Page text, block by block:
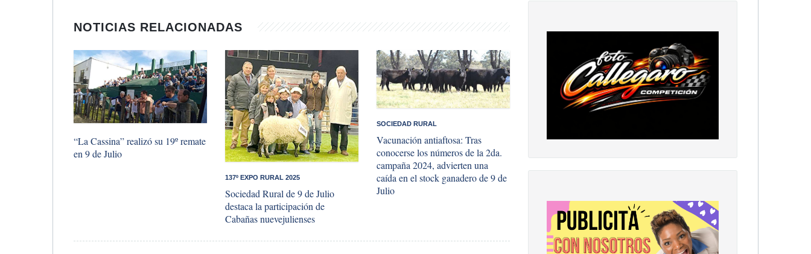
NOTICIAS RELACIONADAS
​“La Cassina” realizó su 19º remate
en 9 de Julio
​137º EXPO RURAL 2025
Sociedad Rural de 9 de Julio
destaca la participación de
Cabañas nuevejulienses
SOCIEDAD RURAL
​Vacunación antiaftosa: Tras
conocerse los números de la 2da.
campaña 2024, advierten una
caída en el stock ganadero de 9 de
Julio